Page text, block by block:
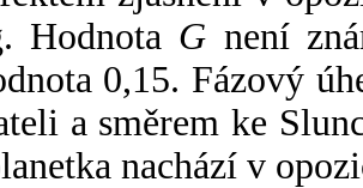
Hodnota G není
0,15. Fázový
a směrem ke
nachází v